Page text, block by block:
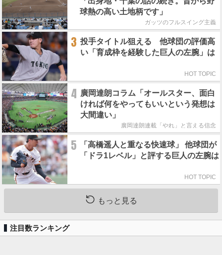
球熱の高い土地柄です」
ガッツのフルスイング主義
3 投手タイトル狙える 他球団の評価高
い「育成枠を経験した巨人の左腕」は
HOT TOPIC
4 廣岡達朗コラム「オールスター、面白
ければ何をやってもいいという発想は
大間違い」
廣岡達朗連載「やれ」と言える信念
5
「高橋遥人と重なる快速球」 他球団が
「ドラ1レベル」と評する巨人の左腕は
HOT TOPIC
もっと見る
注目数ランキング